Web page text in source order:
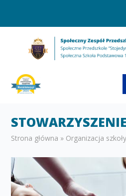
STOWARZYSZENIE
Strona główna » Organizacja szkoły